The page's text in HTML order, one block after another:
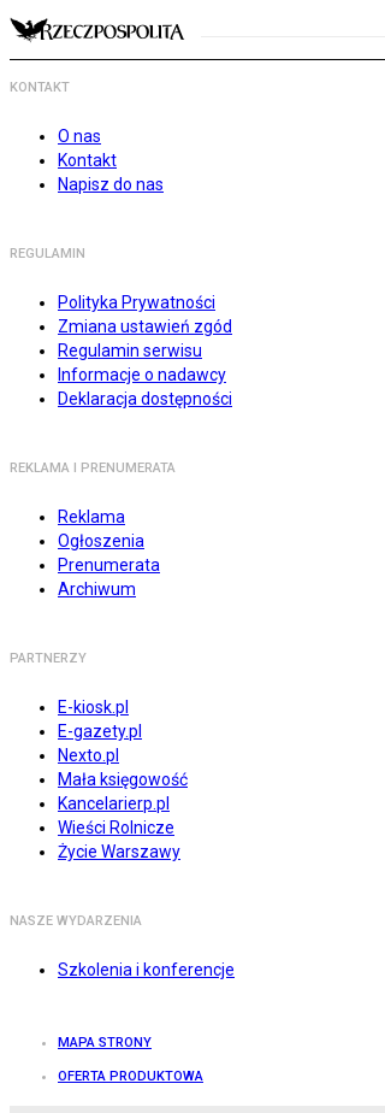
KONTAKT
O nas
Kontakt
Napisz do nas
REGULAMIN
Polityka Prywatności
Zmiana ustawień zgód
Regulamin serwisu
Informacje o nadawcy
Deklaracja dostępności
REKLAMA I PRENUMERATA
Reklama
Ogłoszenia
Prenumerata
Archiwum
PARTNERZY
E-kiosk.pl
E-gazety.pl
Nexto.pl
Mała księgowość
Kancelarierp.pl
Wieści Rolnicze
Życie Warszawy
NASZE WYDARZENIA
Szkolenia i konferencje
MAPA STRONY
OFERTA PRODUKTOWA